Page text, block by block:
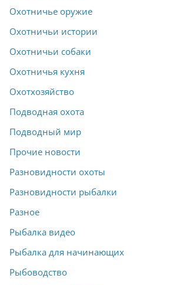
Охотничье оружие
Охотничьи истории
Охотничьи собаки
Охотничья кухня
Охотхозяйство
Подводная охота
Подводный мир
Прочие новости
Разновидности охоты
Разновидности рыбалки
Разное
Рыбалка видео
Рыбалка для начинающих
Рыбоводство